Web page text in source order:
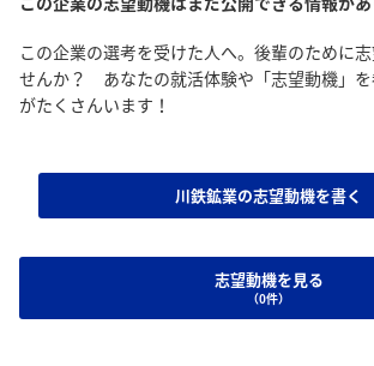
この企業の選考を受けた人へ。後輩のために
せんか？ あなたの就活体験や「志望動機」
がたくさんいます！
川鉄鉱業の志望動機を書く
志望動機を見る
（0件）